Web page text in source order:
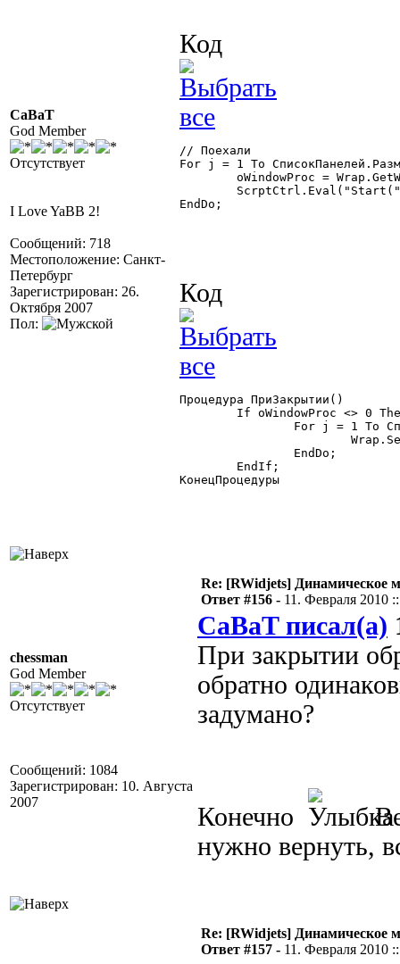
CaBaT
God Member
Отсутствует
I Love YaBB 2!
Сообщений: 718
Местоположение: Санкт-
Петербург
Зарегистрирован: 26.
Октября 2007
Пол:
Код
// Поехали
For j = 1 To
EndDo;
Код
Процедура ПриЗакрытии()
КонецПроцедуры
chessman
God Member
Отсутствует
Сообщений: 1084
Зарегистрирован: 10. Августа
2007
Re: [RWidjets] Динамическое
Ответ #156 - 11. Февраля 2010
CaBaT писал(а)
При закрытии
обратно
задумано?
Конечно
нужно вернуть,
Re: [RWidjets] Динамическое
Ответ #157 - 11. Февраля 2010